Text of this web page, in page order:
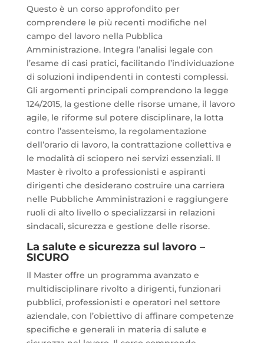
Questo è un corso approfondito per
comprendere le più recenti modifiche nel
campo del lavoro nella Pubblica
Amministrazione. Integra l’analisi legale con
l’esame di casi pratici, facilitando l’individuazione
di soluzioni indipendenti in contesti complessi.
Gli argomenti principali comprendono la legge
124/2015, la gestione delle risorse umane, il lavoro
agile, le riforme sul potere disciplinare, la lotta
contro l’assenteismo, la regolamentazione
dell’orario di lavoro, la contrattazione collettiva e
le modalità di sciopero nei servizi essenziali. Il
Master è rivolto a professionisti e aspiranti
dirigenti che desiderano costruire una carriera
nelle Pubbliche Amministrazioni e raggiungere
ruoli di alto livello o specializzarsi in relazioni
sindacali, sicurezza e gestione delle risorse.
La salute e sicurezza sul lavoro –
SICURO
Il Master offre un programma avanzato e
multidisciplinare rivolto a dirigenti, funzionari
pubblici, professionisti e operatori nel settore
aziendale, con l’obiettivo di affinare competenze
specifiche e generali in materia di salute e